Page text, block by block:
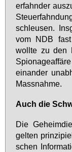
er­fahn­der
schleu­sen.
vom NDB
woll­te zu den
ein­an­der
Mass­nah­me.
Auch die
Die
gel­ten
schen